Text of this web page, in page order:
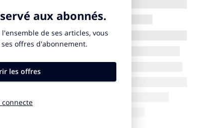
de nos anciens ainsi que le
: la reconstitution de la fameuse scène de la
l’organisatrice de ce concours nous en
peut rimer avec EHPAD. Une belle façon de